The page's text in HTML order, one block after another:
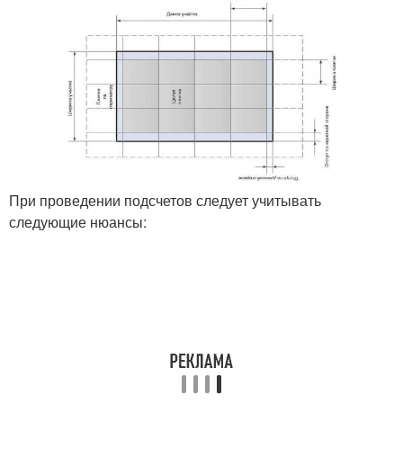
При проведении подсчетов следует учитывать
следующие нюансы: